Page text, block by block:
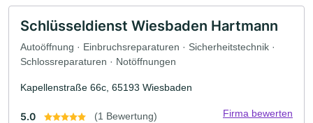
Schlüsseldienst Wiesbaden Hartmann
Autoöffnung · Einbruchsreparaturen · Sicherheitstechnik ·
Schlossreparaturen · Notöffnungen
Kapellenstraße 66c, 65193 Wiesbaden
5.0 (1 Bewertung) Firma bewerten